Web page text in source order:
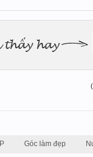
Góc làm đẹp